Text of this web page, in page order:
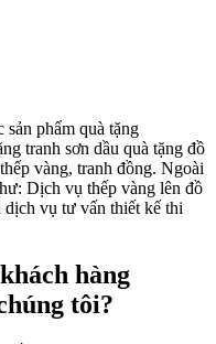
sản phẩm quà tặng
tranh sơn dầu quà tặng đồ
vàng, tranh đồng. Ngoài
Dịch vụ thếp vàng lên đồ
dịch vụ tư vấn thiết kế thi
hàng
tôi?